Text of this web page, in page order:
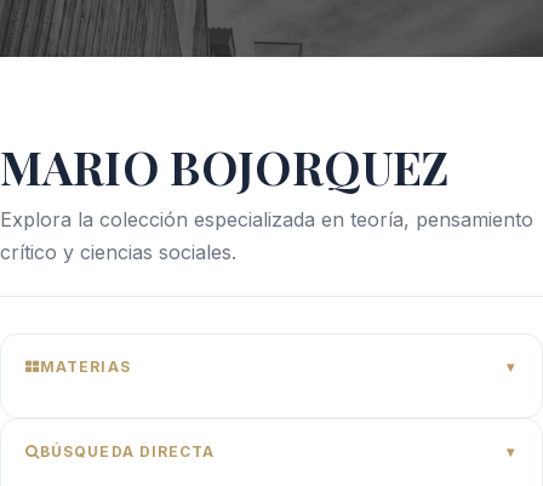
MARIO BOJORQUEZ
Explora la colección especializada en teoría, pensamiento
crítico y ciencias sociales.
MATERIAS
BÚSQUEDA DIRECTA